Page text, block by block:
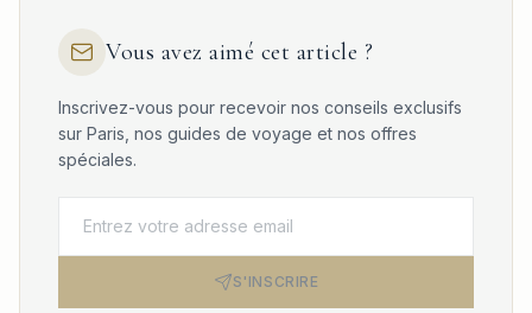
Vous avez aimé cet article ?
Inscrivez-vous pour recevoir nos conseils exclusifs
sur Paris, nos guides de voyage et nos offres
spéciales.
S'INSCRIRE